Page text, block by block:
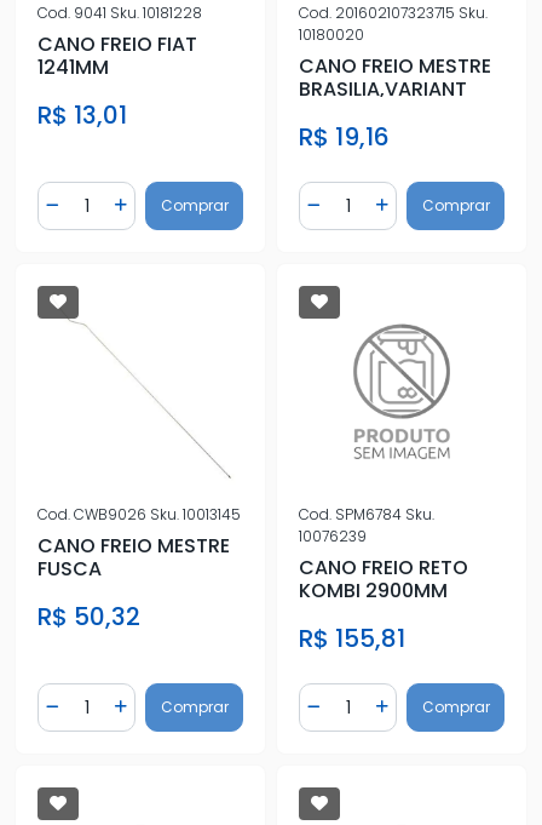
Cod. 9041 Sku.10181228
CANO FREIO FIAT
1241MM
R$ 13,01
Diminuir Quantidade
Quantidade
Adicionar Quantidade
Comprar
Cod. 201602107323715 Sku.
10180020
CANO FREIO MESTRE
BRASILIA,VARIANT
R$ 19,16
Diminuir Quantidade
Quantidade
AdicionarComprar
Cod.CWB9026 Sku.10013145
CANO FREIO MESTRE
FUSCA
R$ 50,32
Diminuir Quantidade
Quantidade
Adicionar Quantidade
Comprar
Cod. SPM6784 Sku.
10076239
CANO FREIO RETO
KOMBI 2900MM
R$ 155,81
Diminuir Quantidade
Quantidade
AdicionarComprar